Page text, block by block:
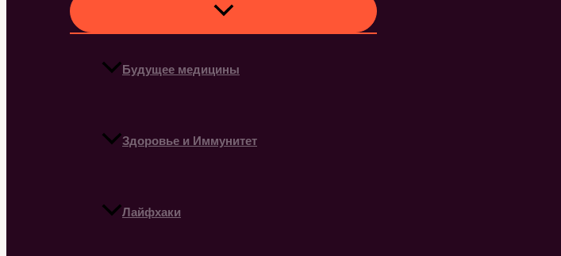
Будущее медицины
Здоровье и Иммунитет
Лайфхаки